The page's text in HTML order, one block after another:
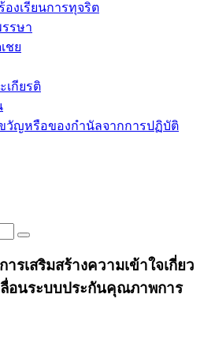
องเรียนการทุจริต
รษา
ชย
เกียรติ
วัญหรือของกำนัลจากการปฏิบัติ
รเสริมสร้างความเข้าใจเกี่ยว
อนระบบประกันคุณภาพการ